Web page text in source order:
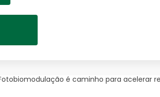
é caminho para acelerar